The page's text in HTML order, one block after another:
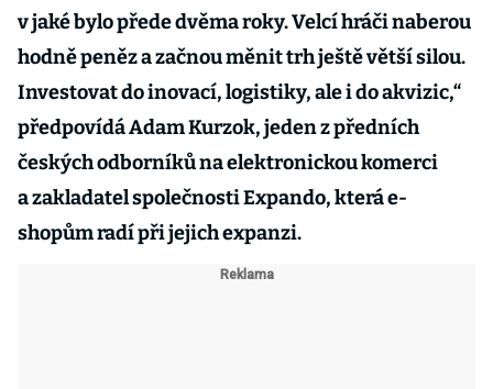
v jaké bylo přede dvěma roky. Velcí hráči naberou
hodně peněz a začnou měnit trh ještě větší silou.
Investovat do inovací, logistiky, ale i do akvizic,“
předpovídá Adam Kurzok, jeden z předních
českých odborníků na elektronickou komerci
a zakladatel společnosti Expando, která e-
shopům radí při jejich expanzi.